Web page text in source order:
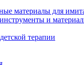
материалы для
и
терапии